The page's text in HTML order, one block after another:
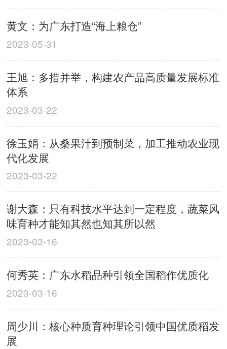
黄文：为广东打造“海上粮仓”
2023-05-31
王旭：多措并举，构建农产品高质量发展标准
体系
2023-03-22
徐玉娟：从桑果汁到预制菜，加工推动农业现
代化发展
2023-03-22
谢大森：只有科技水平达到一定程度，蔬菜风
味育种才能知其然也知其所以然
2023-03-16
何秀英：广东水稻品种引领全国稻作优质化
2023-03-16
周少川：核心种质育种理论引领中国优质稻发
展